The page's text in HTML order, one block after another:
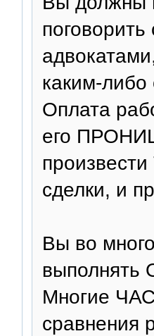
каким-либо
Оплата
его
сделки, и
Вы во
Многие
сравнения